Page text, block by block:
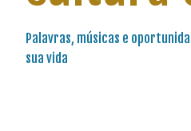
Palavras, músicas e
sua vida